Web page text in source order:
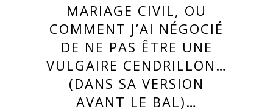
MARIAGE CIVIL, OU
COMMENT J’AI NÉGOCIÉ
DE NE PAS ÊTRE UNE
VULGAIRE CENDRILLON…
(DANS SA VERSION
AVANT LE BAL)…